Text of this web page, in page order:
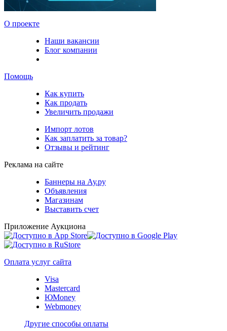
О проекте
Наши вакансии
Блог компании
Помощь
Как купить
Как продать
Увеличить продажи
Импорт лотов
Как заплатить за товар?
Отзывы и рейтинг
Реклама на сайте
Баннеры на Ау.ру
Объявления
Магазинам
Выставить счет
Приложение Аукциона
Оплата услуг сайта
Visa
Mastercard
ЮMoney
Webmoney
Другие способы оплаты